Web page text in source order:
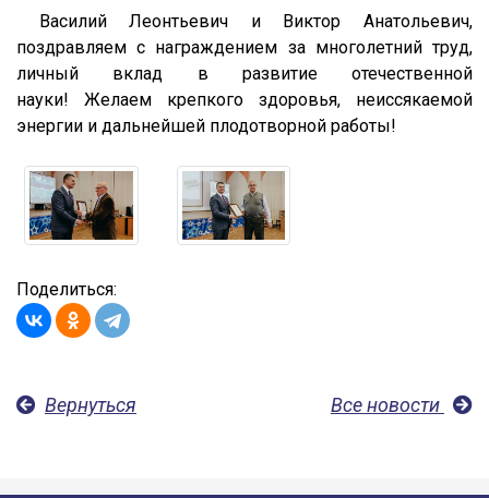
Василий Леонтьевич и Виктор Анатольевич,
поздравляем с награждением за многолетний труд,
личный вклад в развитие отечественной
науки! Желаем крепкого здоровья, неиссякаемой
энергии и дальнейшей плодотворной работы!
Поделиться:
Вернуться Все новости